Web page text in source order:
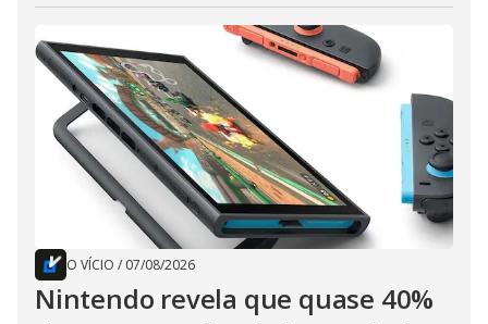
O VÍCIO / 07/08/2026
Nintendo revela que quase 40%